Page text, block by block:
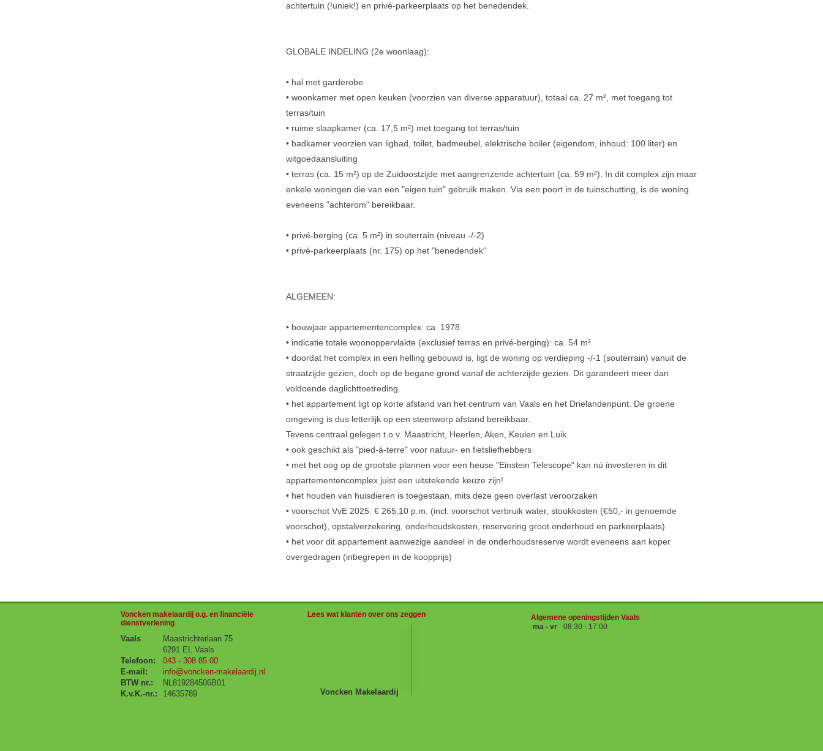
achtertuin (!uniek!) en privé-parkeerplaats op het benedendek.
GLOBALE INDELING (2e woonlaag):
• hal met garderobe
• woonkamer met open keuken (voorzien van diverse apparatuur), totaal ca. 27 m², met toegang tot
terras/tuin
• ruime slaapkamer (ca. 17,5 m²) met toegang tot terras/tuin
• badkamer voorzien van ligbad, toilet, badmeubel, elektrische boiler (eigendom, inhoud: 100 liter) en
witgoedaansluiting
• terras (ca. 15 m²) op de Zuidoostzijde met aangrenzende achtertuin (ca. 59 m²). In dit complex zijn maar
enkele woningen die van een "eigen tuin" gebruik maken. Via een poort in de tuinschutting, is de woning
eveneens "achterom" bereikbaar.
• privé-berging (ca. 5 m²) in souterrain (niveau -/-2)
• privé-parkeerplaats (nr. 175) op het "benedendek"
ALGEMEEN:
• bouwjaar appartementencomplex: ca. 1978
• indicatie totale woonoppervlakte (exclusief terras en privé-berging): ca. 54 m²
• doordat het complex in een helling gebouwd is, ligt de woning op verdieping -/-1 (souterrain) vanuit de
straatzijde gezien, doch op de begane grond vanaf de achterzijde gezien. Dit garandeert meer dan
voldoende daglichttoetreding.
• het appartement ligt op korte afstand van het centrum van Vaals en het Drielandenpunt. De groene
omgeving is dus letterlijk op een steenworp afstand bereikbaar.
Tevens centraal gelegen t.o.v. Maastricht, Heerlen, Aken, Keulen en Luik.
• ook geschikt als "pied-à-terre" voor natuur- en fietsliefhebbers
• met het oog op de grootste plannen voor een heuse "Einstein Telescope" kan nú investeren in dit
appartementencomplex juist een uitstekende keuze zijn!
• het houden van huisdieren is toegestaan, mits deze geen overlast veroorzaken
• voorschot VvE 2025: € 265,10 p.m. (incl. voorschot verbruik water, stookkosten (€50,- in genoemde
voorschot), opstalverzekering, onderhoudskosten, reservering groot onderhoud en parkeerplaats)
• het voor dit appartement aanwezige aandeel in de onderhoudsreserve wordt eveneens aan koper
overgedragen (inbegrepen in de koopprijs)
Voncken makelaardij o.g. en financiële
dienstverlening
Vaals
Maastrichterlaan 75
6291 EL Vaals
Telefoon: 043 - 308 85 00
E-mail:
info@voncken-makelaardij.nl
BTW nr.:
NL819284506B01
K.v.K.-nr.:
14635789
Lees wat klanten over ons zeggen
Voncken Makelaardij
Algemene openingstijden Vaals
ma - vr
08:30 - 17:00